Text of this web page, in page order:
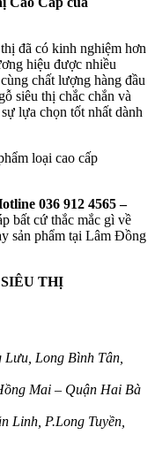
đã có kinh nghiệm hơn
hiệu được nhiều
chất lượng hàng đầu
siêu thị chắc chắn và
lựa chọn tốt nhất dành
036 912 4565 –
bất cứ thắc mắc gì về
sản phẩm tại Lâm Đồng
THỊ
Long Bình Tân,
Mai – Quận Hai Bà
Linh, P.Long Tuyền,